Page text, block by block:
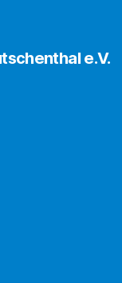
e.V.